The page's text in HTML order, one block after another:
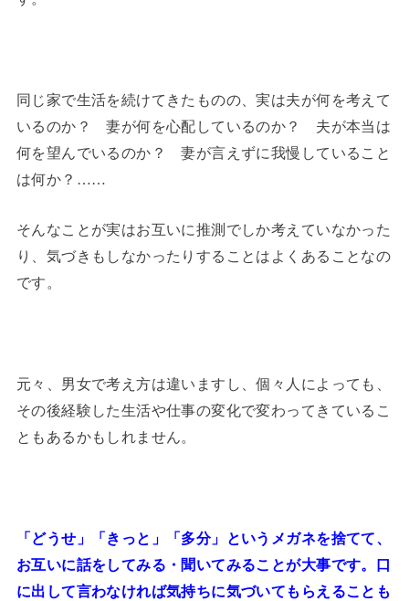
同じ家で生活を続けてきたものの、実は夫が何を考えて
いるのか？ 妻が何を心配しているのか？ 夫が本当は
何を望んでいるのか？ 妻が言えずに我慢していること
は何か？……
そんなことが実はお互いに推測でしか考えていなかった
り、気づきもしなかったりすることはよくあることなの
です。
元々、男女で考え方は違いますし、個々人によっても、
その後経験した生活や仕事の変化で変わってきているこ
ともあるかもしれません。
「どうせ」「きっと」「多分」というメガネを捨てて、
お互いに話をしてみる・聞いてみることが大事です。口
に出して言わなければ気持ちに気づいてもらえることも